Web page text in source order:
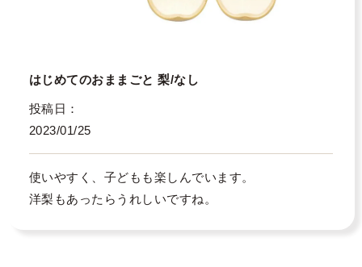
はじめてのおままごと 梨/なし
投稿日
2023/01/25
使いやすく、子どもも楽しんでいます。
洋梨もあったらうれしいですね。